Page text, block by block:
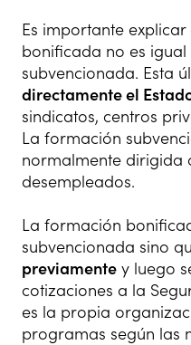
Es importante
bonificada no es
subvencionada. Esta
directamente el
sindicatos, centros
La formación
normalmente dirigida
desempleados.
La formación
subvencionada sino
previamente y luego
cotizaciones a la
es la propia
programas según las